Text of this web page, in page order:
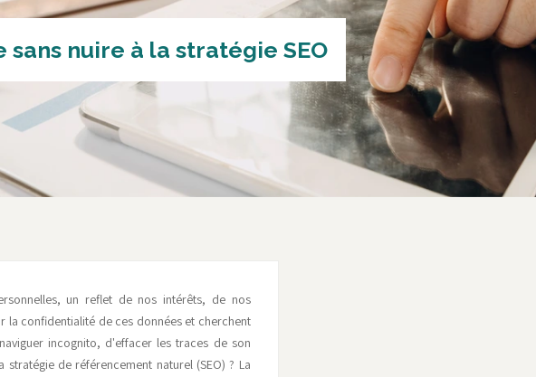
nuire à la stratégie SEO
un reflet de nos intérêts, de nos
la confidentialité de ces données et cherchent
incognito, d'effacer les traces de son
de référencement naturel (SEO) ? La